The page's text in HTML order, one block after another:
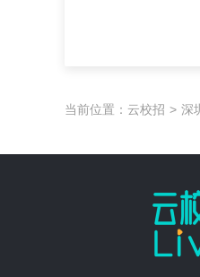
当前位置： 云校招 > 深